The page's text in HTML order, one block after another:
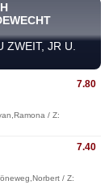
ZWEIT, JR U.
7.80
/ Z:
7.40
/ Z: